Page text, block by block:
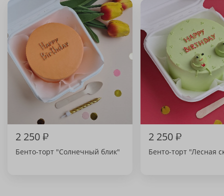
2 250₽
Бенто-торт "Солнечный блик"
2 250₽
Бенто-торт "Лесная